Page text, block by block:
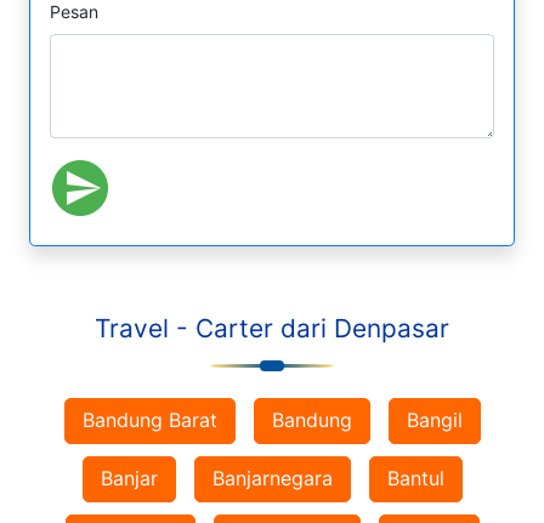
Pesan
Travel - Carter dari Denpasar
Bandung Barat Bandung Bangil
Banjar Banjarnegara Bantul